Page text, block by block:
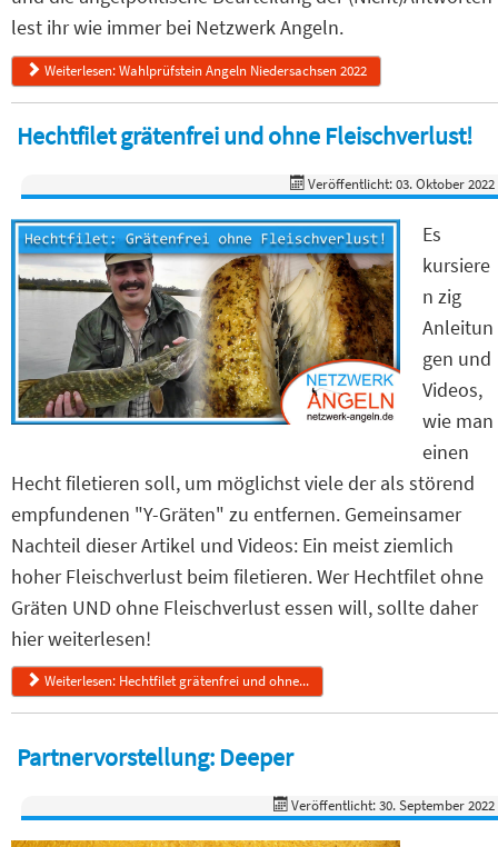
lest ihr wie immer bei Netzwerk Angeln.
Weiterlesen: Wahlprüfstein Angeln Niedersachsen 2022
Hechtfilet grätenfrei und ohne Fleischverlust!
Veröffentlicht: 03. Oktober 2022
Es
kursiere
n zig
Anleitun
gen und
Videos,
wie man
einen
Hecht filetieren soll, um möglichst viele der als störend
empfundenen "Y-Gräten" zu entfernen. Gemeinsamer
Nachteil dieser Artikel und Videos: Ein meist ziemlich
hoher Fleischverlust beim filetieren. Wer Hechtfilet ohne
Gräten UND ohne Fleischverlust essen will, sollte daher
hier weiterlesen!
Weiterlesen: Hechtfilet grätenfrei und ohne...
Partnervorstellung: Deeper
Veröffentlicht: 30. September 2022